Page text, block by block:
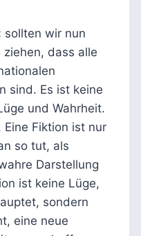
sollten wir nun
dass alle
sind. Es ist keine
und Wahrheit.
Fiktion ist nur
so tut, als
Darstellung
ist keine Lüge,
sondern
eine neue